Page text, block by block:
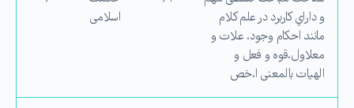
و داراي كاربرد در علم كلام
مانند احكام وجود، علات و
معلاول،قوه و فعل و
الهیات بالمعنی ا،خص
اسلامی